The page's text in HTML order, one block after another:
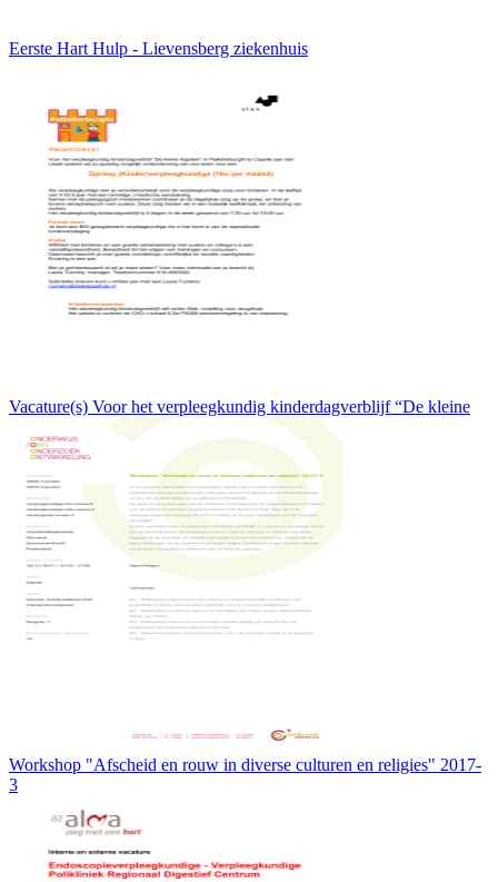
Eerste Hart Hulp - Lievensberg ziekenhuis
Vacature(s) Voor het verpleegkundig kinderdagverblijf “De kleine
Workshop "Afscheid en rouw in diverse culturen en religies" 2017-
3